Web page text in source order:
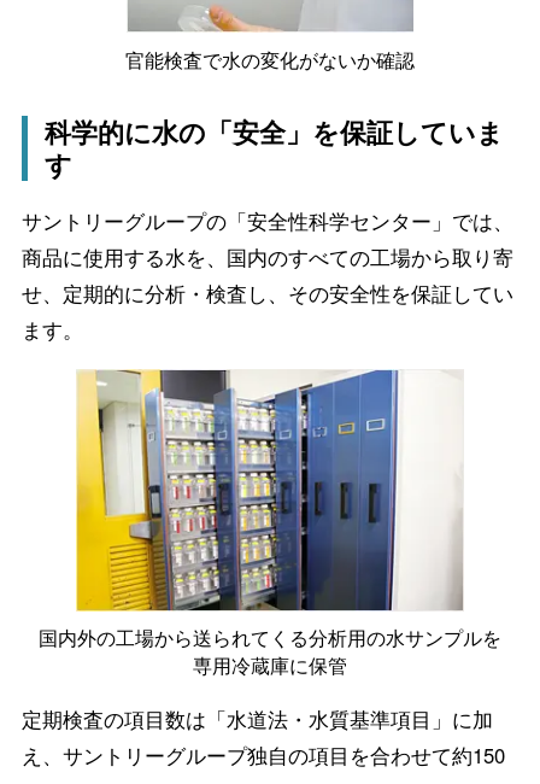
官能検査で水の変化がないか確認
科学的に水の「安全」を保証していま
す
サントリーグループの「安全性科学センター」では、
商品に使用する水を、国内のすべての工場から取り寄
せ、定期的に分析・検査し、その安全性を保証してい
ます。
国内外の工場から送られてくる分析用の水サンプルを
専用冷蔵庫に保管
定期検査の項目数は「水道法・水質基準項目」に加
え、サントリーグループ独自の項目を合わせて約150